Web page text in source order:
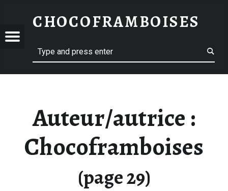
CHOCOFRAMBOISES
CHOCOFRAMBOISES
Menu
Auteur/autrice :
Chocoframboises
(page 29)